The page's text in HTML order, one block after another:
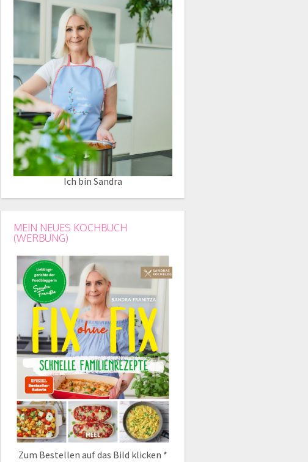
Ich bin Sandra
MEIN NEUES KOCHBUCH
(WERBUNG)
Zum Bestellen auf das Bild klicken *